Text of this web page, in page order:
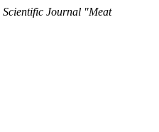
Scientific Journal "Meat